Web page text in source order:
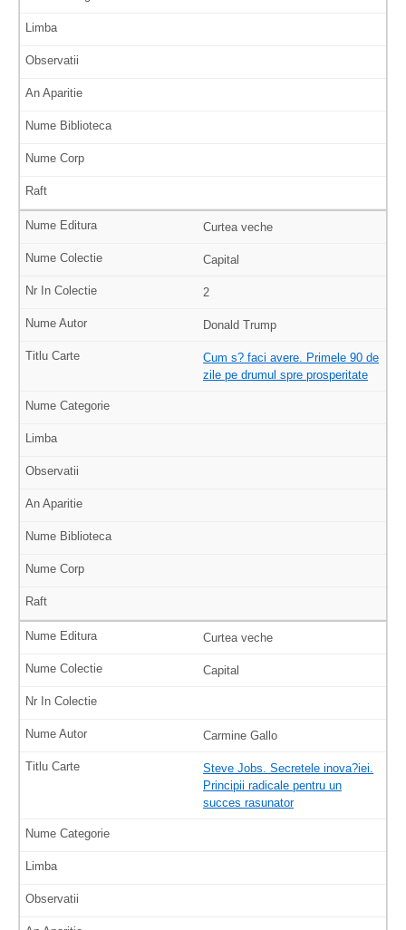
Curtea veche
Capital
2
Donald Trump
Cum s? faci avere. Primele 90 de
zile pe drumul spre prosperitate
Curtea veche
Capital
Carmine Gallo
Steve Jobs. Secretele inova?iei.
Principii radicale pentru un
succes rasunator